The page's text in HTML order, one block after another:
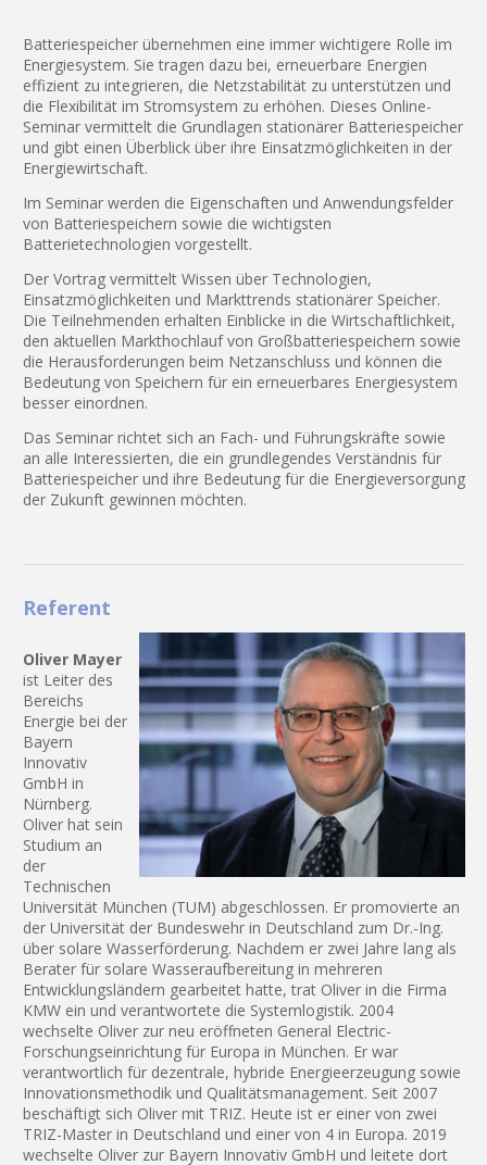
Batteriespeicher übernehmen eine immer wichtigere Rolle im
Energiesystem. Sie tragen dazu bei, erneuerbare Energien
effizient zu integrieren, die Netzstabilität zu unterstützen und
die Flexibilität im Stromsystem zu erhöhen. Dieses Online-
Seminar vermittelt die Grundlagen stationärer Batteriespeicher
und gibt einen Überblick über ihre Einsatzmöglichkeiten in der
Energiewirtschaft.
Im Seminar werden die Eigenschaften und Anwendungsfelder
von Batteriespeichern sowie die wichtigsten
Batterietechnologien vorgestellt.
Der Vortrag vermittelt Wissen über Technologien,
Einsatzmöglichkeiten und Markttrends stationärer Speicher.
Die Teilnehmenden erhalten Einblicke in die Wirtschaftlichkeit,
den aktuellen Markthochlauf von Großbatteriespeichern sowie
die Herausforderungen beim Netzanschluss und können die
Bedeutung von Speichern für ein erneuerbares Energiesystem
besser einordnen.
Das Seminar richtet sich an Fach- und Führungskräfte sowie
an alle Interessierten, die ein grundlegendes Verständnis für
Batteriespeicher und ihre Bedeutung für die Energieversorgung
der Zukunft gewinnen möchten.
Referent
Oliver Mayer
ist Leiter des
Bereichs
Energie bei der
Bayern
Innovativ
GmbH in
Nürnberg.
Oliver hat sein
Studium an
der
Technischen
Universität München (TUM) abgeschlossen. Er promovierte an
der Universität der Bundeswehr in Deutschland zum Dr.-Ing.
über solare Wasserförderung. Nachdem er zwei Jahre lang als
Berater für solare Wasseraufbereitung in mehreren
Entwicklungsländern gearbeitet hatte, trat Oliver in die Firma
KMW ein und verantwortete die Systemlogistik. 2004
wechselte Oliver zur neu eröffneten General Electric-
Forschungseinrichtung für Europa in München. Er war
verantwortlich für dezentrale, hybride Energieerzeugung sowie
Innovationsmethodik und Qualitätsmanagement. Seit 2007
beschäftigt sich Oliver mit TRIZ. Heute ist er einer von zwei
TRIZ-Master in Deutschland und einer von 4 in Europa. 2019
wechselte Oliver zur Bayern Innovativ GmbH und leitete dort